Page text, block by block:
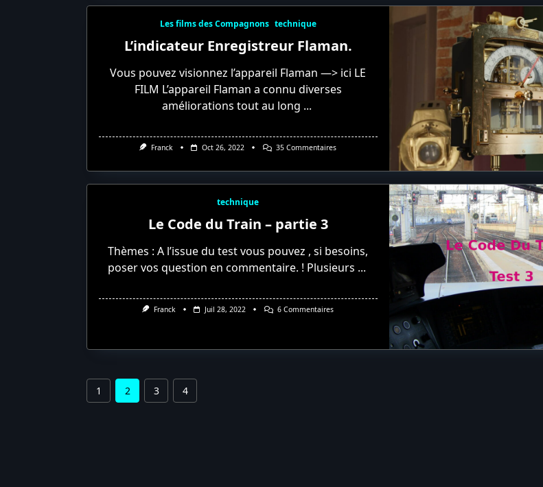
Les films des Compagnons technique
L’indicateur Enregistreur Flaman.
Vous pouvez visionnez l’appareil Flaman —> ici LE
FILM L’appareil Flaman a connu diverses
améliorations tout au long ...
Franck Oct 26, 2022 35 CommentairesSur
technique
Le Code du Train – partie 3
Thèmes : A l’issue du test vous pouvez , si besoins,
poser vos question en commentaire. ! Plusieurs ...
Franck Juil 28, 2022 6 CommentairesSur
Train
1 2 3 4